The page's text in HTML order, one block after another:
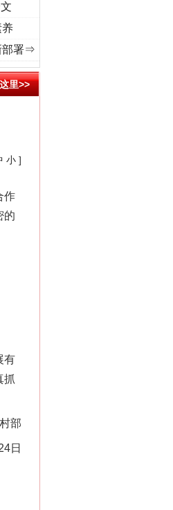
荡..
养
部署⇒
里>>
小 ]
作
的
有
抓
部
日